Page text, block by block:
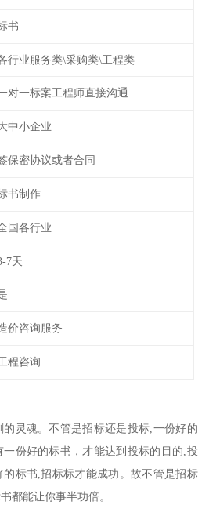
书
行业服务类\采购类\工程类
对一标案工程师直接沟通
中小企业
保密协议或者合同
书制作
国各行业
7天
价咨询服务
程咨询
灵魂。不管是招标还是投标,一份好的
份好的标书，才能达到投标的目的,投
标书,招标标才能成功。故不管是招标
都能让你事半功倍。